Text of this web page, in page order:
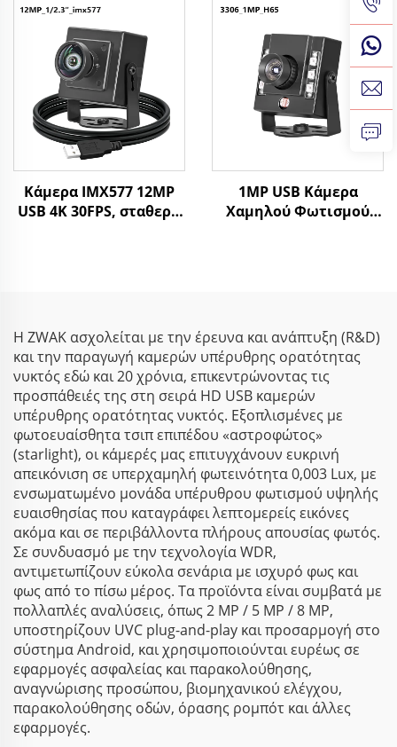
για UAVs/Οχήματα
Ιστοκάμερα για
Android, Αναγνώριση
Προσώπου,
Βιομηχανική Όραση
Μηχανής
Κάμερα IMX577 12MP
USB 4K 30FPS, σταθερή
1MP USB Κάμερα
Χαμηλού Φωτισμού
Η ZWAK ασχολείται με την έρευνα και ανάπτυξη (R&D)
και την παραγωγή καμερών υπέρυθρης ορατότητας
νυκτός εδώ και 20 χρόνια, επικεντρώνοντας τις
προσπάθειές της στη σειρά HD USB καμερών
υπέρυθρης ορατότητας νυκτός. Εξοπλισμένες με
φωτοευαίσθητα τσιπ επιπέδου «αστροφώτος»
(starlight), οι κάμερές μας επιτυγχάνουν ευκρινή
απεικόνιση σε υπερχαμηλή φωτεινότητα 0,003 Lux, με
ενσωματωμένο μονάδα υπέρυθρου φωτισμού υψηλής
ευαισθησίας που καταγράφει λεπτομερείς εικόνες
ακόμα και σε περιβάλλοντα πλήρους απουσίας φωτός.
Σε συνδυασμό με την τεχνολογία WDR,
αντιμετωπίζουν εύκολα σενάρια με ισχυρό φως και
φως από το πίσω μέρος. Τα προϊόντα είναι συμβατά με
πολλαπλές αναλύσεις, όπως 2 MP / 5 MP / 8 MP,
υποστηρίζουν UVC plug-and-play και προσαρμογή στο
σύστημα Android, και χρησιμοποιούνται ευρέως σε
εφαρμογές ασφαλείας και παρακολούθησης,
αναγνώρισης προσώπου, βιομηχανικού ελέγχου,
παρακολούθησης οδών, όρασης ρομπότ και άλλες
εφαρμογές.